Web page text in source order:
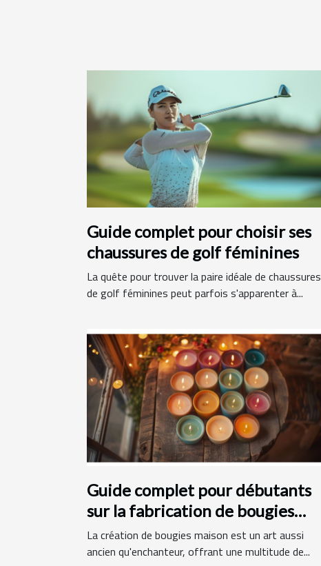
Guide complet pour choisir ses
chaussures de golf féminines
La quête pour trouver la paire idéale de chaussures
de golf féminines peut parfois s'apparenter à...
Guide complet pour débutants
sur la fabrication de bougies
maison
La création de bougies maison est un art aussi
ancien qu'enchanteur, offrant une multitude de...